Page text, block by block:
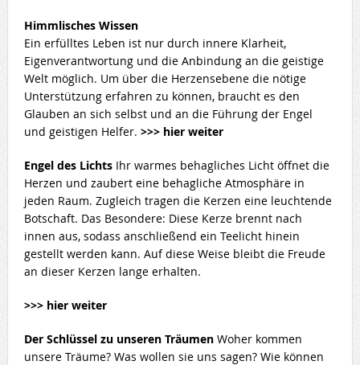
Himmlisches Wissen
Ein erfülltes Leben ist nur durch innere Klarheit,
Eigenverantwortung und die Anbindung an die geistige
Welt möglich. Um über die Herzensebene die nötige
Unterstützung erfahren zu können, braucht es den
Glauben an sich selbst und an die Führung der Engel
und geistigen Helfer. >>> hier weiter
Engel des Lichts Ihr warmes behagliches Licht öffnet die
Herzen und zaubert eine behagliche Atmosphäre in
jeden Raum. Zugleich tragen die Kerzen eine leuchtende
Botschaft. Das Besondere: Diese Kerze brennt nach
innen aus, sodass anschließend ein Teelicht hinein
gestellt werden kann. Auf diese Weise bleibt die Freude
an dieser Kerzen lange erhalten.
>>> hier weiter
Der Schlüssel zu unseren Träumen Woher kommen
unsere Träume? Was wollen sie uns sagen? Wie können